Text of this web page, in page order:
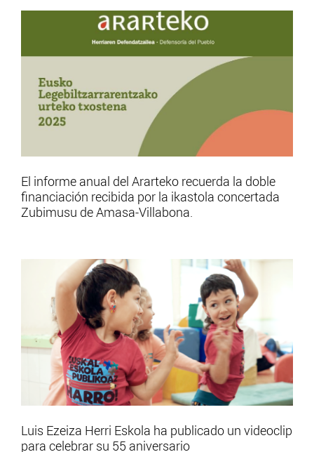
El informe anual del Ararteko recuerda la doble
financiación recibida por la ikastola concertada
Zubimusu de Amasa-Villabona.
Luis Ezeiza Herri Eskola ha publicado un videoclip
para celebrar su 55 aniversario